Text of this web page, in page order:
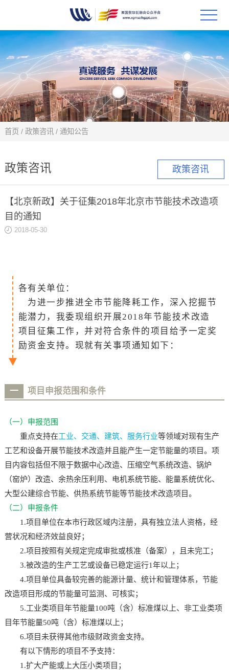
首页
政策
科技
合作
创新
政策咨讯
首页 / 政策咨讯 / 通知公告
政策咨讯
【北京新政】关于征集2018年北京市节能技术改造项
目的通知
2018-05-30
各有关单位：
为进一步推进全市节能降耗工作，深入挖掘节
能潜力，我委现组织开展2018年节能技术改造
项目征集工作，并对符合条件的项目给予一定奖
励资金支持。现就有关事项通知如下：
一 项目申报范围和条件
（一）申报范围
重点支持在工业、交通、建筑、服务行业等领域对现有生产
工艺和设备开展节能技术改造并且能产生一定节能量的项目。项
目内容包括但不限于数据中心改造、压缩空气系统改造、锅炉
（窑炉）改造、余热余压利用、电机系统节能、能量系统优化、
大型公建综合节能、供热系统节能等节能技术改造项目。
（二）申报条件
1.项目单位在本市行政区域内注册，具有独立法人资格，经
营状况和经济效益良好；
2.项目按照有关规定完成审批或核准（备案），且未完工；
3.被改造的生产工艺或设备已稳定运行1年以上；
4.项目单位具备较完善的能源计量、统计和管理体系，节能
改造项目形成的节能量可监测、可核实；
5.工业类项目年节能量100吨（含）标准煤以上、非工业类项
目年节能量50吨（含）标准煤以上；
6.项目未获得其他市级财政资金支持。
有以下情形的项目不予支持：
1.扩大产能或上大压小类项目；